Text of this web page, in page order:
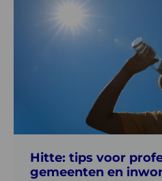
Hitte: tips voor
gemeenten en